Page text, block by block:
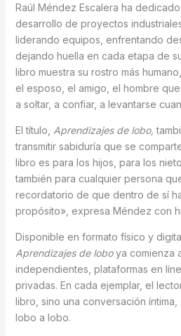
Raúl Méndez Escalera ha
desarrollo de proyectos
liderando equipos, enfrentando
dejando huella en cada etapa de
libro muestra su rostro más
el esposo, el amigo, el hombre
a soltar, a confiar, a levantarse
El título, Aprendizajes de lobo,
transmitir sabiduría que se
libro es para los hijos, para los
también para cualquier persona
recordatorio de que dentro de sí
propósito», expresa Méndez con
Disponible en formato físico y
Aprendizajes de loboya comienza
independientes, plataformas en
privadas. En cada ejemplar, el
libro, sino una conversación
lobo a lobo.